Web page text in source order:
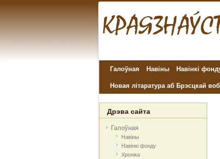
Галоўная Навіны
Навінкі
Новая літаратура аб Брэсцкай
Дрэва сайта
Галоўная
Навіны
Навінкі фонду
Хроніка